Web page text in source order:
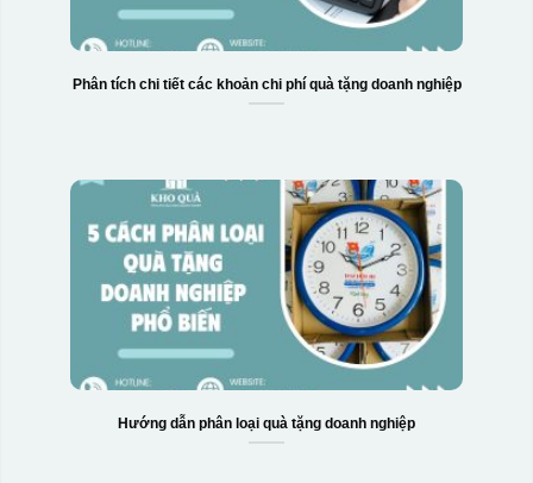
Phân tích chi tiết các khoản chi phí quà tặng doanh nghiệp
Hướng dẫn phân loại quà tặng doanh nghiệp